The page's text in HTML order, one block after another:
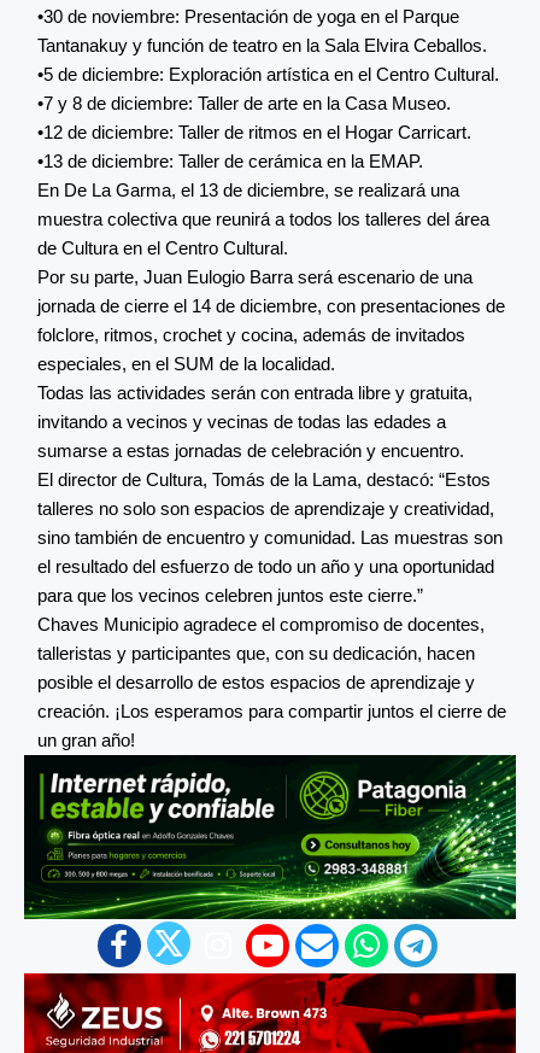
•30 de noviembre: Presentación de yoga en el Parque
Tantanakuy y función de teatro en la Sala Elvira Ceballos.
•5 de diciembre: Exploración artística en el Centro Cultural.
•7 y 8 de diciembre: Taller de arte en la Casa Museo.
•12 de diciembre: Taller de ritmos en el Hogar Carricart.
•13 de diciembre: Taller de cerámica en la EMAP.
En De La Garma, el 13 de diciembre, se realizará una
muestra colectiva que reunirá a todos los talleres del área
de Cultura en el Centro Cultural.
Por su parte, Juan Eulogio Barra será escenario de una
jornada de cierre el 14 de diciembre, con presentaciones de
folclore, ritmos, crochet y cocina, además de invitados
especiales, en el SUM de la localidad.
Todas las actividades serán con entrada libre y gratuita,
invitando a vecinos y vecinas de todas las edades a
sumarse a estas jornadas de celebración y encuentro.
El director de Cultura, Tomás de la Lama, destacó: “Estos
talleres no solo son espacios de aprendizaje y creatividad,
sino también de encuentro y comunidad. Las muestras son
el resultado del esfuerzo de todo un año y una oportunidad
para que los vecinos celebren juntos este cierre.”
Chaves Municipio agradece el compromiso de docentes,
talleristas y participantes que, con su dedicación, hacen
posible el desarrollo de estos espacios de aprendizaje y
creación. ¡Los esperamos para compartir juntos el cierre de
un gran año!